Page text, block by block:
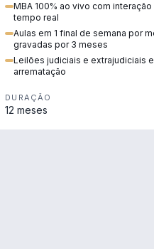
alienação fiduciária e pós-
arrematação.
MBA 100% ao vivo com interação
tempo real
Aulas em 1 final de semana por
gravadas por 3 meses
Leilões judiciais e extrajudiciais
arrematação
DURAÇÃO
12 meses